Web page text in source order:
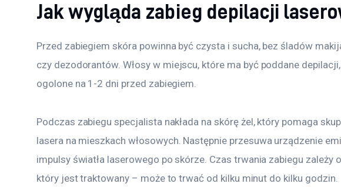
Jak wygląda zabieg depilacji
Przed zabiegiem skóra powinna być czysta i sucha, bez śladów
czy dezodorantów. Włosy w miejscu, które ma być poddane
ogolone na 1-2 dni przed zabiegiem.
Podczas zabiegu specjalista nakłada na skórę żel, który pomaga
lasera na mieszkach włosowych. Następnie przesuwa urządzenie
impulsy światła laserowego po skórze. Czas trwania zabiegu zależy
który jest traktowany – może to trwać od kilku minut do kilku godzin.